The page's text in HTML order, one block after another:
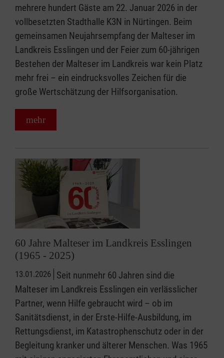
mehrere hundert Gäste am 22. Januar 2026 in der
vollbesetzten Stadthalle K3N in Nürtingen. Beim
gemeinsamen Neujahrsempfang der Malteser im
Landkreis Esslingen und der Feier zum 60-jährigen
Bestehen der Malteser im Landkreis war kein Platz
mehr frei – ein eindrucksvolles Zeichen für die
große Wertschätzung der Hilfsorganisation.
mehr
60 Jahre Malteser im Landkreis Esslingen
(1965 - 2025)
13.01.2026 Seit nunmehr 60 Jahren sind die
Malteser im Landkreis Esslingen ein verlässlicher
Partner, wenn Hilfe gebraucht wird – ob im
Sanitätsdienst, in der Erste-Hilfe-Ausbildung, im
Rettungsdienst, im Katastrophenschutz oder in der
Begleitung kranker und älterer Menschen. Was 1965